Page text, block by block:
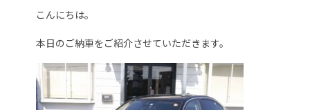
会社概要
こんにちは。
本日のご納車をご紹介させていただきます。